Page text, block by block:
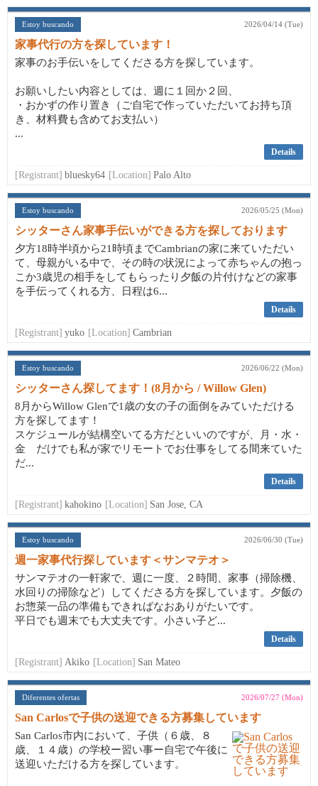
Estoy buscando 2026/04/14 (Tue)
家事代行の方を探しています！
家事のお手伝いをしてくださる方を探しています。
お願いしたい内容としては、週に１回か２回、
・おかずの作り置き（ご自宅で作っていただいてお持ち頂
き、材料費も含めてお支払い）
...
Details
[Registrant] bluesky64 [Location] Palo Alto
Estoy buscando 2026/05/25 (Mon)
シッターさん家事手伝いができる方を探しております
夕方18時半頃から21時頃までCambrianの家に来ていただい
て、母親がいる中で、その時の状況によって赤ちゃんの抱っ
こか3歳児の相手をしてもらったり夕飯の片付けなどの家事
を手伝ってくれる方、日程は6...
Details
[Registrant] yuko [Location] Cambrian
Estoy buscando 2026/06/22 (Mon)
シッターさん探してます！(8月から / Willow Glen)
8月からWillow Glenで1歳の女の子の面倒をみていただける
方を探してます！
スケジュールが結構空いてる方だといいのですが、月・水・
金 だけでも私が家でリモートでお仕事をしてる間来ていた
だ...
Details
[Registrant] kahokino [Location] San Jose, CA
Estoy buscando 2026/06/30 (Tue)
週一家事代行探しています＜サンマテオ＞
サンマテオの一軒家で、週に一度、２時間、家事（掃除機、
水回りの掃除など）してくださる方を探しています。夕飯の
お惣菜一品の準備もできればなおありがたいです。
平日でも週末でも大丈夫です。小さい子ど...
Details
[Registrant] Akiko [Location] San Mateo
Diferentes ofertas 2026/07/27 (Mon)
San Carlosで子供の送迎できる方募集しています
San Carlos市内において、子供（６歳、８
歳、１４歳）の学校ー習い事ー自宅で午後に
送迎いただける方を探しています。